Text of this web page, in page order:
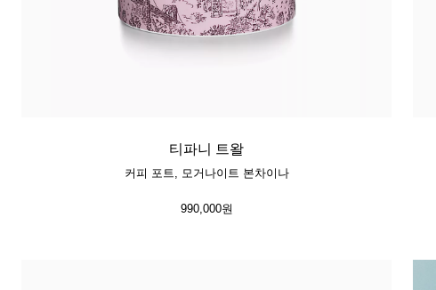
티파니 트왈
커피 포트, 모거나이트 본차이나
990,000원